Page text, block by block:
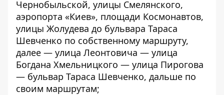
Чернобыльской, улицы Смелянского,
аэропорта «Киев», площади Космонавтов,
улицы Жолудева до бульвара Тараса
Шевченко по собственному маршруту,
далее — улица Леонтовича — улица
Богдана Хмельницкого — улица Пирогова
— бульвар Тараса Шевченко, дальше по
своим маршрутам;